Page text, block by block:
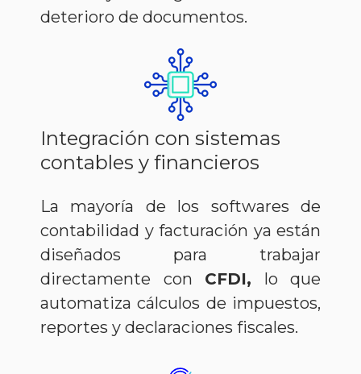
deterioro de documentos.
Integración con sistemas
contables y financieros
La mayoría de los softwares de
contabilidad y facturación ya están
diseñados para trabajar
directamente con CFDI, lo que
automatiza cálculos de impuestos,
reportes y declaraciones fiscales.